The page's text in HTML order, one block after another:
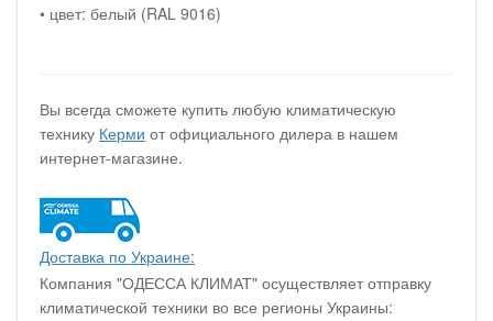
• цвет: белый (RAL 9016)
Вы всегда сможете купить любую климатическую
технику Керми от официального дилера в нашем
интернет-магазине.
Доставка по Украине:
Компания "ОДЕССА КЛИМАТ" осуществляет отправку
климатической техники во все регионы Украины: